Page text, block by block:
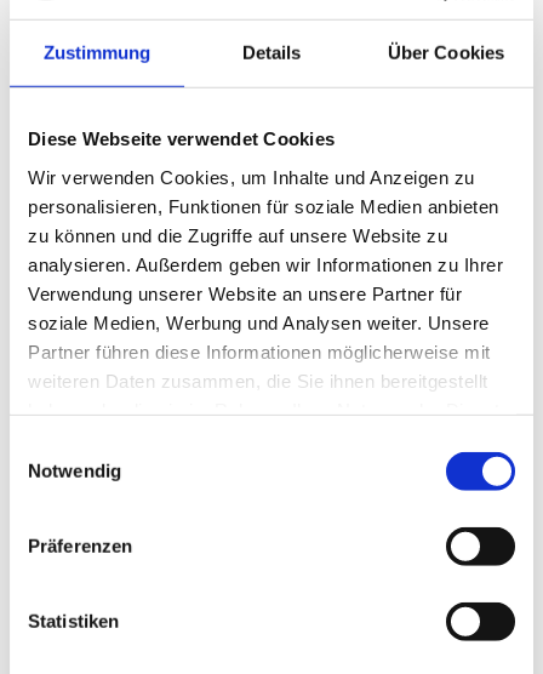
Zustimmung Details Über Cookies
Diese Webseite verwendet Cookies
Wir verwenden Cookies, um Inhalte und Anzeigen zu
personalisieren, Funktionen für soziale Medien anbieten
zu können und die Zugriffe auf unsere Website zu
analysieren. Außerdem geben wir Informationen zu Ihrer
Verwendung unserer Website an unsere Partner für
soziale Medien, Werbung und Analysen weiter. Unsere
Partner führen diese Informationen möglicherweise mit
weiteren Daten zusammen, die Sie ihnen bereitgestellt
Notwendig
Präferenzen
Statistiken
Avada Accountant Prebuilt Website